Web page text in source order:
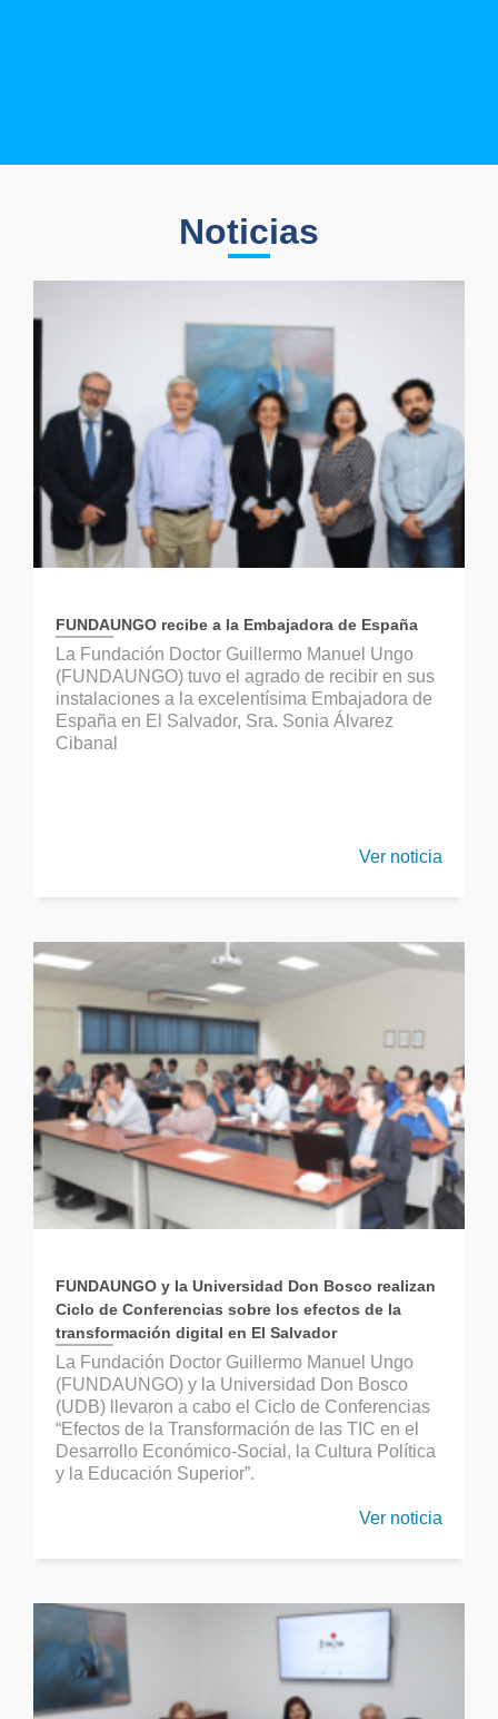
Noticias
FUNDAUNGO recibe a la Embajadora de España
La Fundación Doctor Guillermo Manuel Ungo
(FUNDAUNGO) tuvo el agrado de recibir en sus
instalaciones a la excelentísima Embajadora de
España en El Salvador, Sra. Sonia Álvarez
Cibanal
Ver noticia
FUNDAUNGO y la Universidad Don Bosco realizan
Ciclo de Conferencias sobre los efectos de la
transformación digital en El Salvador
La Fundación Doctor Guillermo Manuel Ungo
(FUNDAUNGO) y la Universidad Don Bosco
(UDB) llevaron a cabo el Ciclo de Conferencias
“Efectos de la Transformación de las TIC en el
Desarrollo Económico-Social, la Cultura Política
y la Educación Superior”.
Ver noticia